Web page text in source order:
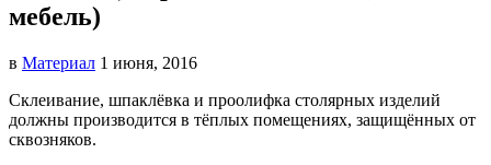
мебель)
в Материал 1 июня, 2016
Склеивание, шпаклёвка и проолифка столярных изделий
должны производится в тёплых помещениях, защищённых от
сквозняков.